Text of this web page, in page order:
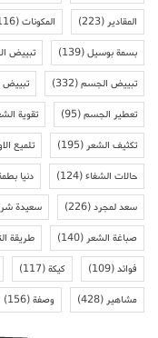
المقادير(223) المكونات(116)
بسمة بوسيل(139) تبييض
تبييض الجسم(332) تبييض
تعطير الجسم(95) تقوية
تكثيف الشعر(195) تلميع
حالات الشفاء(124) دنيا
سعد لمجرد(226) سعيدة
صباغة الشعر(140) طريقة
فوائد(109) كيكة(117)
مشاهير(428) وصفة(156)